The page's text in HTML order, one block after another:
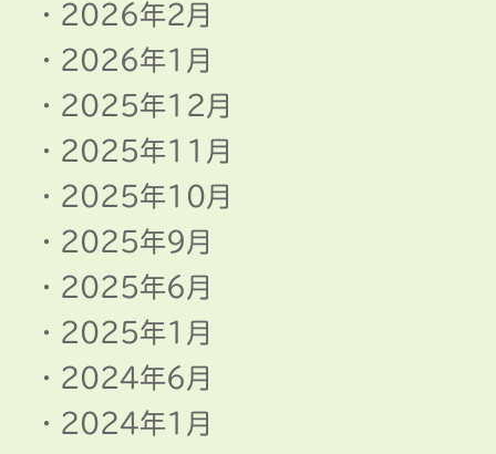
2026年2月
2026年1月
2025年12月
2025年11月
2025年10月
2025年9月
2025年6月
2025年1月
2024年6月
2024年1月